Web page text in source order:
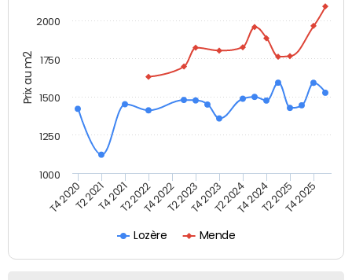
Prix au m2
Lozère Mende
T4 2020T2 2021T4 2021T2 2022T4 2022T2 2023T4 2023T2 2024T4 2024T2 2025T4 2025
1000
1250
1500
1750
2000